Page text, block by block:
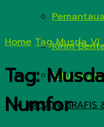
Kirim
Hitung
DESAIN
Home Tag Musda VI
Tag:
Numfor